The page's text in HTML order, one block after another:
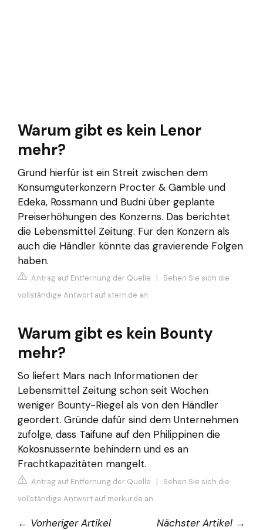
Warum gibt es kein Lenor
mehr?
Grund hierfür ist ein Streit zwischen dem
Konsumgüterkonzern Procter & Gamble und
Edeka, Rossmann und Budni über geplante
Preiserhöhungen des Konzerns. Das berichtet
die Lebensmittel Zeitung. Für den Konzern als
auch die Händler könnte das gravierende Folgen
haben.
Antrag auf Entfernung der Quelle | Sehen Sie sich die
vollständige Antwort auf stern.de an
Warum gibt es kein Bounty
mehr?
So liefert Mars nach Informationen der
Lebensmittel Zeitung schon seit Wochen
weniger Bounty-Riegel als von den Händler
geordert. Gründe dafür sind dem Unternehmen
zufolge, dass Taifune auf den Philippinen die
Kokosnussernte behindern und es an
Frachtkapazitäten mangelt.
Antrag auf Entfernung der Quelle | Sehen Sie sich die
vollständige Antwort auf merkur.de an
← Vorheriger Artikel
Nächster Artikel →